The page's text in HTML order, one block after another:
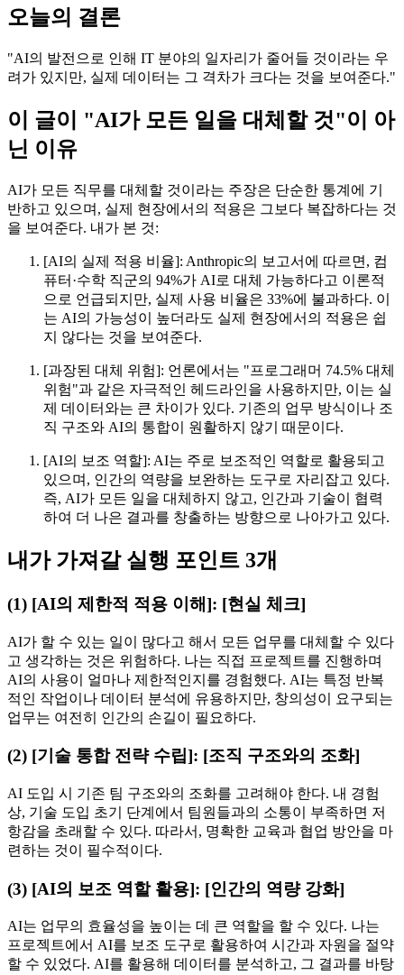
오늘의 결론
"AI의 발전으로 인해 IT 분야의 일자리가 줄어들 것이라는 우
려가 있지만, 실제 데이터는 그 격차가 크다는 것을 보여준다."
이 글이 "AI가 모든 일을 대체할 것"이 아
닌 이유
AI가 모든 직무를 대체할 것이라는 주장은 단순한 통계에 기
반하고 있으며, 실제 현장에서의 적용은 그보다 복잡하다는 것
을 보여준다. 내가 본 것:
[AI의 실제 적용 비율]: Anthropic의 보고서에 따르면, 컴
퓨터·수학 직군의 94%가 AI로 대체 가능하다고 이론적
으로 언급되지만, 실제 사용 비율은 33%에 불과하다. 이
는 AI의 가능성이 높더라도 실제 현장에서의 적용은 쉽
지 않다는 것을 보여준다.
[과장된 대체 위험]: 언론에서는 "프로그래머 74.5% 대체
위험"과 같은 자극적인 헤드라인을 사용하지만, 이는 실
제 데이터와는 큰 차이가 있다. 기존의 업무 방식이나 조
직 구조와 AI의 통합이 원활하지 않기 때문이다.
[AI의 보조 역할]: AI는 주로 보조적인 역할로 활용되고
있으며, 인간의 역량을 보완하는 도구로 자리잡고 있다.
즉, AI가 모든 일을 대체하지 않고, 인간과 기술이 협력
하여 더 나은 결과를 창출하는 방향으로 나아가고 있다.
내가 가져갈 실행 포인트 3개
(1) [AI의 제한적 적용 이해]: [현실 체크]
AI가 할 수 있는 일이 많다고 해서 모든 업무를 대체할 수 있다
고 생각하는 것은 위험하다. 나는 직접 프로젝트를 진행하며
AI의 사용이 얼마나 제한적인지를 경험했다. AI는 특정 반복
적인 작업이나 데이터 분석에 유용하지만, 창의성이 요구되는
업무는 여전히 인간의 손길이 필요하다.
(2) [기술 통합 전략 수립]: [조직 구조와의 조화]
AI 도입 시 기존 팀 구조와의 조화를 고려해야 한다. 내 경험
상, 기술 도입 초기 단계에서 팀원들과의 소통이 부족하면 저
항감을 초래할 수 있다. 따라서, 명확한 교육과 협업 방안을 마
련하는 것이 필수적이다.
(3) [AI의 보조 역할 활용]: [인간의 역량 강화]
AI는 업무의 효율성을 높이는 데 큰 역할을 할 수 있다. 나는
프로젝트에서 AI를 보조 도구로 활용하여 시간과 자원을 절약
할 수 있었다. AI를 활용해 데이터를 분석하고, 그 결과를 바탕